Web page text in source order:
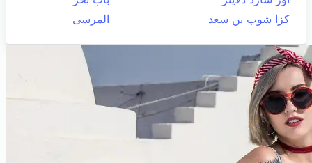
كزا شوب بن سعد
المرسى